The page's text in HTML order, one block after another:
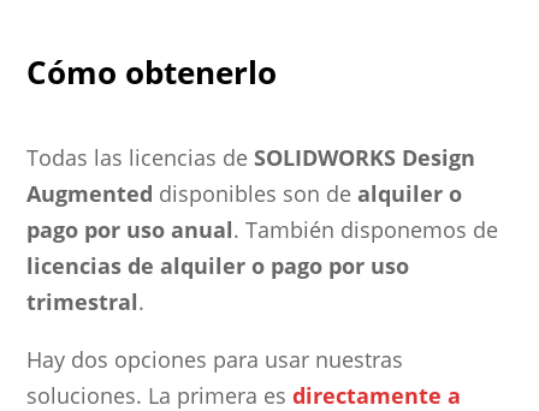
Cómo obtenerlo
Todas las licencias deSOLIDWORKS Design
Augmented disponibles son dealquiler o
pago por uso anual. También disponemos de
licencias de alquiler o pago por uso
trimestral.
Hay dos opciones para usar nuestras
soluciones. La primera esdirectamente a